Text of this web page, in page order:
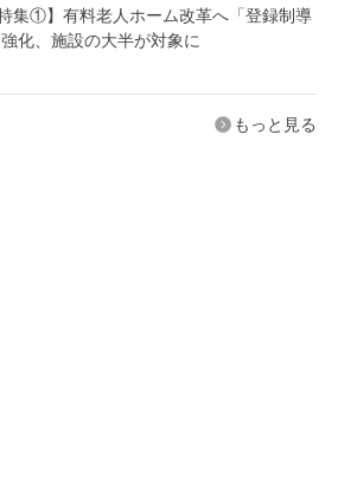
集①】有料老人ホーム改革へ「登録制導
化、施設の大半が対象に
もっと見る